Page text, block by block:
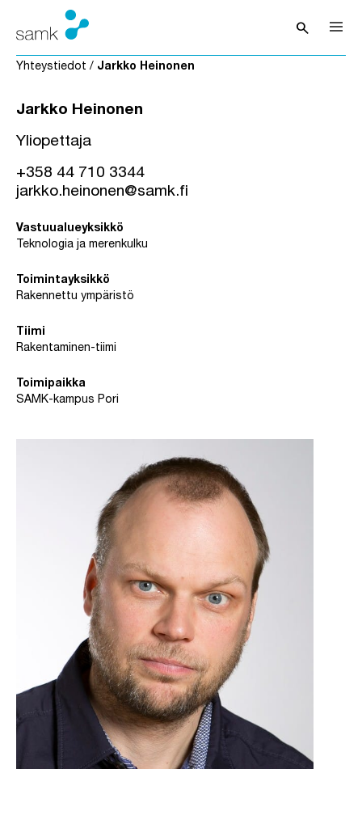
Siirry sisältöön
searchAvaa haku
Yhteystiedot / Jarkko Heinonen
Jarkko Heinonen
Yliopettaja
+358 44 710 3344
jarkko.heinonen@samk.fi
Vastuualueyksikkö
Teknologia ja merenkulku
Toimintayksikkö
Rakennettu ympäristö
Tiimi
Rakentaminen-tiimi
Toimipaikka
SAMK-kampus Pori